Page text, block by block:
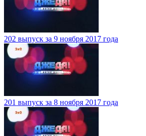
202 выпуск за 9 ноября 2017 года
201 выпуск за 8 ноября 2017 года